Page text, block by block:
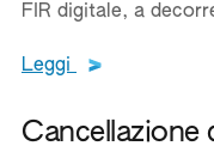
FIR digitale, a
Leggi Leggi tutto
Cancellazione